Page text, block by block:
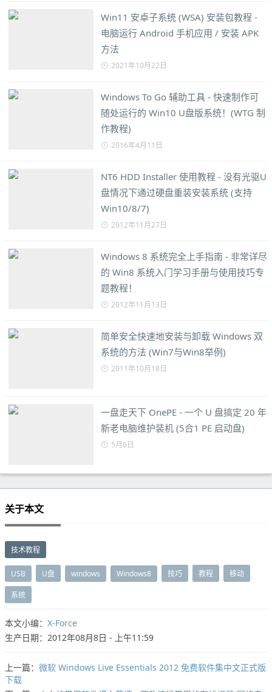
Win11 安卓子系统 (WSA) 安装包教程 -
电脑运行 Android 手机应用 / 安装 APK
方法
2021年10月22日
Windows To Go 辅助工具 - 快速制作可
随处运行的 Win10 U盘版系统！(WTG 制
作教程)
2016年4月11日
NT6 HDD Installer 使用教程 - 没有光驱U
盘情况下通过硬盘重装安装系统 (支持
Win10/8/7)
2012年11月27日
Windows 8 系统完全上手指南 - 非常详尽
的 Win8 系统入门学习手册与使用技巧专
题教程！
2012年11月13日
简单安全快速地安装与卸载 Windows 双
系统的方法 (Win7与Win8举例)
2011年10月18日
一盘走天下 OnePE - 一个 U 盘搞定 20 年
新老电脑维护装机 (5合1 PE 启动盘)
5月6日
关于本文
技术教程
USB U盘 windows Windows8 技巧 教程 移动
系统
本文小编： X-Force
生产日期：2012年08月8日 - 上午11:59
上一篇： 微软 Windows Live Essentials 2012 免费软件集中文正式版
下载